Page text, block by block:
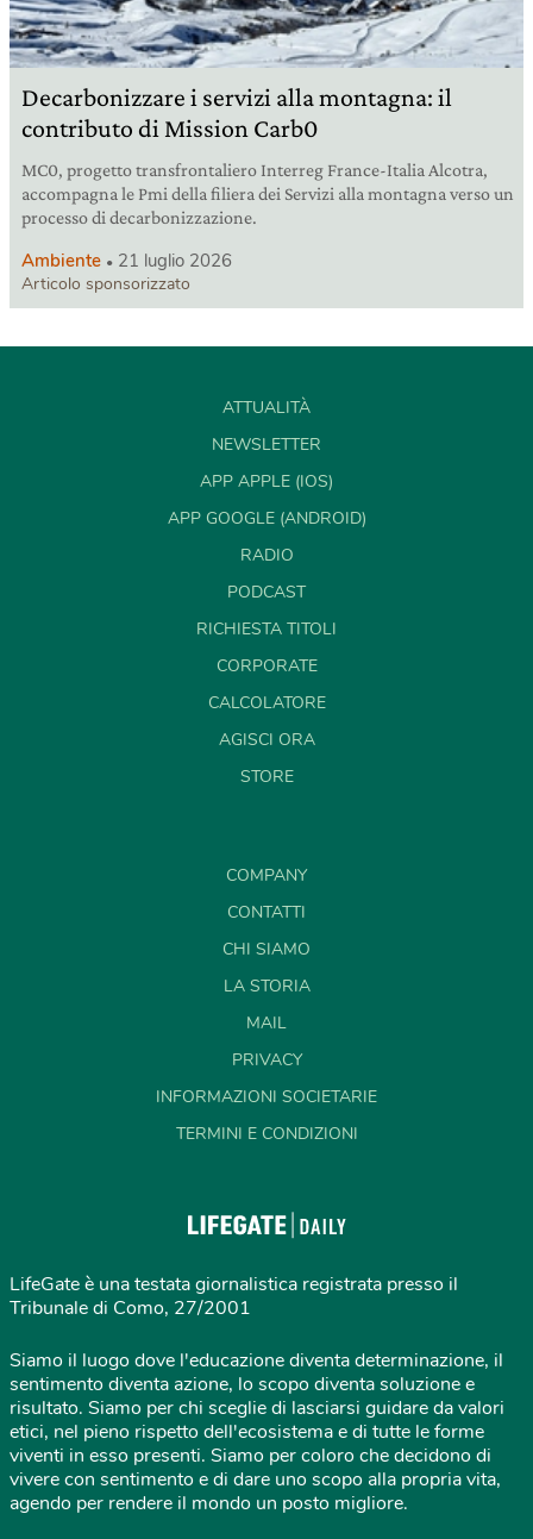
Decarbonizzare i servizi alla montagna: il
contributo di Mission Carb0
MC0, progetto transfrontaliero Interreg France-Italia Alcotra,
accompagna le Pmi della filiera dei Servizi alla montagna verso un
processo di decarbonizzazione.
Ambiente 21 luglio 2026
Articolo sponsorizzato
ATTUALITÀ
NEWSLETTER
APP APPLE (IOS)
APP GOOGLE (ANDROID)
RADIO
PODCAST
RICHIESTA TITOLI
CORPORATE
CALCOLATORE
AGISCI ORA
STORE
COMPANY
CONTATTI
CHI SIAMO
LA STORIA
MAIL
PRIVACY
INFORMAZIONI SOCIETARIE
TERMINI E CONDIZIONI
LifeGate è una testata giornalistica registrata presso il
Tribunale di Como, 27/2001
Siamo il luogo dove l'educazione diventa determinazione, il
sentimento diventa azione, lo scopo diventa soluzione e
risultato. Siamo per chi sceglie di lasciarsi guidare da valori
etici, nel pieno rispetto dell'ecosistema e di tutte le forme
viventi in esso presenti. Siamo per coloro che decidono di
vivere con sentimento e di dare uno scopo alla propria vita,
agendo per rendere il mondo un posto migliore.